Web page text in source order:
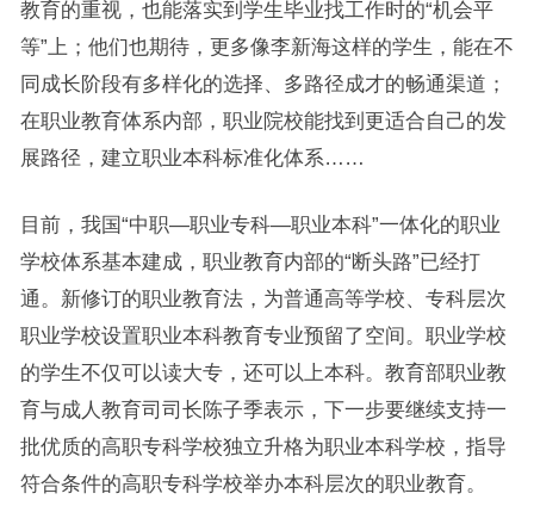
教育的重视，也能落实到学生毕业找工作时的“机会平
等”上；他们也期待，更多像李新海这样的学生，能在不
同成长阶段有多样化的选择、多路径成才的畅通渠道；
在职业教育体系内部，职业院校能找到更适合自己的发
展路径，建立职业本科标准化体系……
目前，我国“中职—职业专科—职业本科”一体化的职业
学校体系基本建成，职业教育内部的“断头路”已经打
通。新修订的职业教育法，为普通高等学校、专科层次
职业学校设置职业本科教育专业预留了空间。职业学校
的学生不仅可以读大专，还可以上本科。教育部职业教
育与成人教育司司长陈子季表示，下一步要继续支持一
批优质的高职专科学校独立升格为职业本科学校，指导
符合条件的高职专科学校举办本科层次的职业教育。